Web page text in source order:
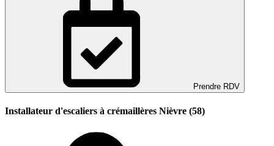
Prendre RDV
Installateur d'escaliers à crémaillères Nièvre (58)